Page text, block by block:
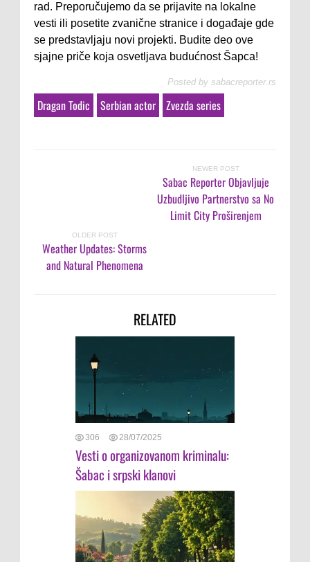
rad. Preporučujemo da se prijavite na lokalne
vesti ili posetite zvanične stranice i događaje gde
se predstavljaju novi projekti. Budite deo ove
sjajne priče koja osvetljava budućnost Šapca!
Posted by sabacreporter.rs
Dragan Todic Serbian actor Zvezda series
NEWER POST
Sabac Reporter Objavljuje
Uzbudljivo Partnerstvo sa No
Limit City Proširenjem
OLDER POST
Weather Updates: Storms
and Natural Phenomena
RELATED
306 28/07/2025
Vesti o organizovanom kriminalu:
Šabac i srpski klanovi